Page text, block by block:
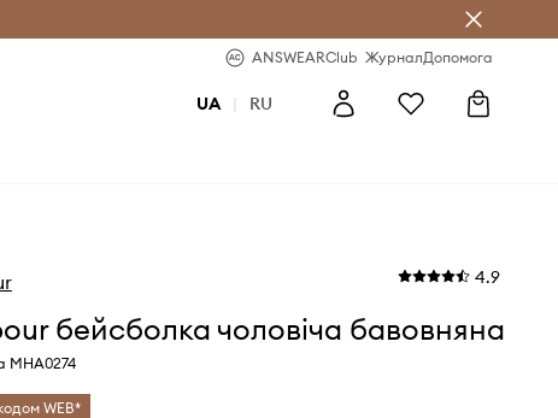
ANSWEARClub ЖурналДопомога
UA | RU
4.9
бейсболка чоловіча бавовняна
MHA0274
WEB*